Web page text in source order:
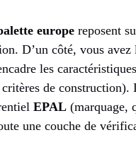
europe reposent
D’un côté, vous avez
les
de construction).
EPAL (marquage,
une couche de